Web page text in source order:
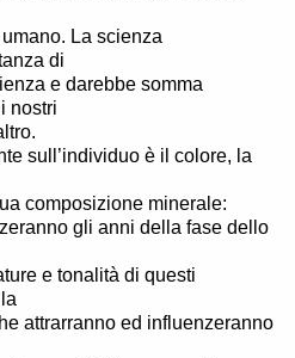
La scienza
di
e darebbe somma
nostri
sull’individuo è il colore, la
composizione minerale:
gli anni della fase dello
e tonalità di questi
attrarranno ed influenzeranno